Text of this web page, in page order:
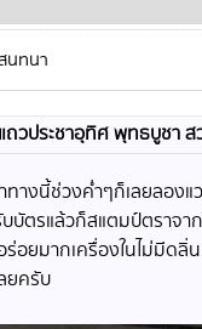
นทนา
วประชาอุทิศ พุทธบูชา
างนี้ช่วงค่ำๆก็เลยลองแว
บัตรแล้วก็สแตมป์ตราจา
อยมากเครื่องในไม่มีดลิ่
ยครับ